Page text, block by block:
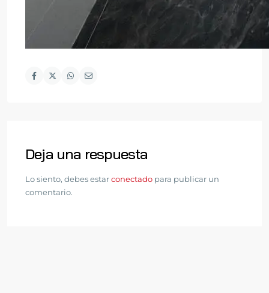
Deja una respuesta
Lo siento, debes estarconectado para publicar un
comentario.